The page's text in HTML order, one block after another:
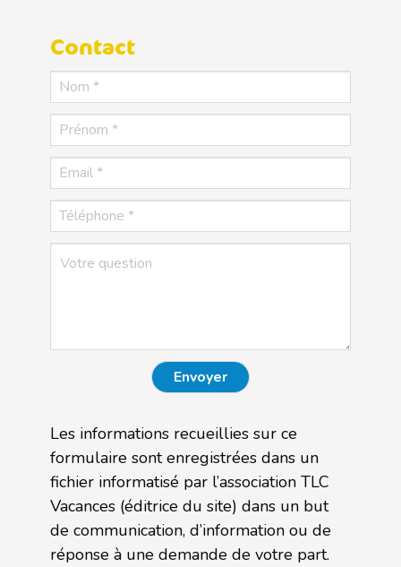
Contact
Envoyer
Les informations recueillies sur ce
formulaire sont enregistrées dans un
fichier informatisé par l’association TLC
Vacances (éditrice du site) dans un but
de communication, d’information ou de
réponse à une demande de votre part.